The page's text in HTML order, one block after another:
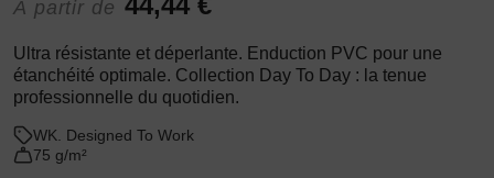
À partir de
Ultra résistante et déperlante. Enduction PVC pour une
étanchéité optimale. Collection Day To Day : la tenue
professionnelle du quotidien.
WK. Designed To Work
75 g/m²